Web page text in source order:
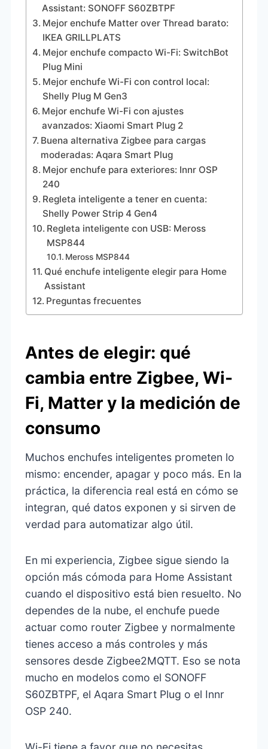
Assistant: SONOFF S60ZBTPF
Mejor enchufe Matter over Thread barato:
IKEA GRILLPLATS
Mejor enchufe compacto Wi-Fi: SwitchBot
Plug Mini
Mejor enchufe Wi-Fi con control local:
Shelly Plug M Gen3
Mejor enchufe Wi-Fi con ajustes
avanzados: Xiaomi Smart Plug 2
Buena alternativa Zigbee para cargas
moderadas: Aqara Smart Plug
Mejor enchufe para exteriores: Innr OSP
240
Regleta inteligente a tener en cuenta:
Shelly Power Strip 4 Gen4
Regleta inteligente con USB: Meross
MSP844
Meross MSP844
Qué enchufe inteligente elegir para Home
Assistant
Preguntas frecuentes
Antes de elegir: qué
cambia entre Zigbee, Wi-
Fi, Matter y la medición de
consumo
Muchos enchufes inteligentes prometen lo
mismo: encender, apagar y poco más. En la
práctica, la diferencia real está en cómo se
integran, qué datos exponen y si sirven de
verdad para automatizar algo útil.
En mi experiencia, Zigbee sigue siendo la
opción más cómoda para Home Assistant
cuando el dispositivo está bien resuelto. No
dependes de la nube, el enchufe puede
actuar como router Zigbee y normalmente
tienes acceso a más controles y más
sensores desde Zigbee2MQTT. Eso se nota
mucho en modelos como el SONOFF
S60ZBTPF, el Aqara Smart Plug o el Innr
OSP 240.